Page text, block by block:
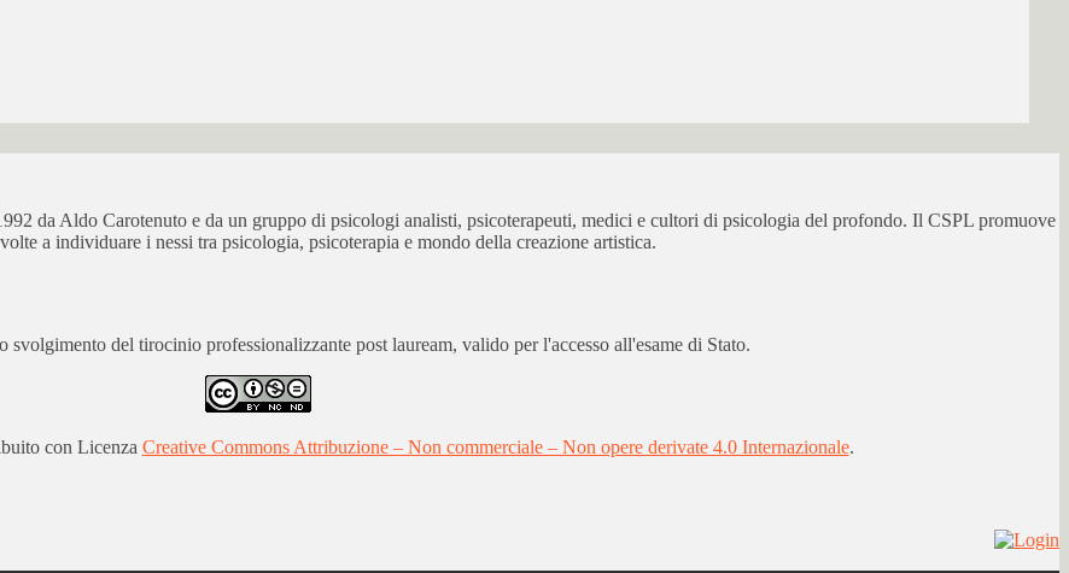
da Aldo Carotenuto e da un gruppo di psicologi analisti, psicoterapeuti, medici e cultori di psicologia del profondo. Il CSPL promuove
a individuare i nessi tra psicologia, psicoterapia e mondo della creazione artistica.
del tirocinio professionalizzante post lauream, valido per l'accesso all'esame di Stato.
con Licenza Creative Commons Attribuzione – Non commerciale – Non opere derivate 4.0 Internazionale.